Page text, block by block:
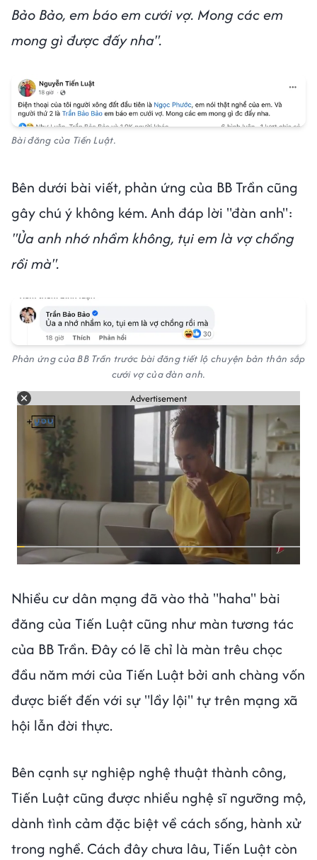
Bảo Bảo, em báo em cưới vợ. Mong các em
mong gì được đấy nha".
Bài đăng của Tiến Luật.
Bên dưới bài viết, phản ứng của BB Trần cũng
gây chú ý không kém. Anh đáp lời "đàn anh":
"Ủa anh nhớ nhầm không, tụi em là vợ chồng
rồi mà".
Phản ứng của BB Trần trước bài đăng tiết lộ chuyện bản thân sắp
cưới vợ của đàn anh.
Advertisement
Nhiều cư dân mạng đã vào thả "haha" bài
đăng của Tiến Luật cũng như màn tương tác
của BB Trần. Đây có lẽ chỉ là màn trêu chọc
đầu năm mới của Tiến Luật bởi anh chàng vốn
được biết đến với sự "lầy lội" tự trên mạng xã
hội lẫn đời thực.
Bên cạnh sự nghiệp nghệ thuật thành công,
Tiến Luật cũng được nhiều nghệ sĩ ngưỡng mộ,
dành tình cảm đặc biệt về cách sống, hành xử
trong nghề. Cách đây chưa lâu, Tiến Luật còn